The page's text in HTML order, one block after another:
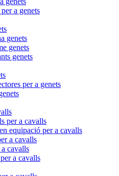
a genets
genets
genets
genets
per a genets
per a cavalls
equipació per a cavalls
a cavalls
cavalls
a cavalls